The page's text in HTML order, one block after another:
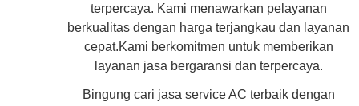
terpercaya. Kami menawarkan pelayanan
berkualitas dengan harga terjangkau dan layanan
cepat.Kami berkomitmen untuk memberikan
layanan jasa bergaransi dan terpercaya.
Bingung cari jasa service AC terbaik dengan